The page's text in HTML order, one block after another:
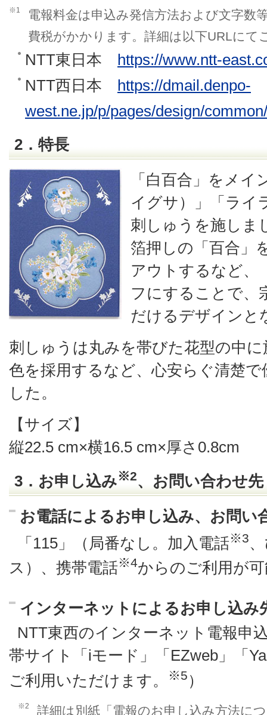
※1
電報料金は申込み発信方法および文字数
費税がかかります。詳細は以下URLにて
NTT東日本
https://www.ntt-
NTT西日本
https://dmail.denpo-
west.ne.jp/p/pages/design/
2．特長
「白百合」をメ
イグサ）」「ライ
刺しゅうを施しま
箔押しの「百合」
アウトするなど、
フにすることで、
だけるデザインと
刺しゅうは丸みを帯びた花型の中
色を採用するなど、心安らぐ清楚
した。
【サイズ】
縦22.5 cm×横16.5 cm×厚さ0.8cm
3．お申し込み※2、お問い合わせ先
お電話によるお申し込み、お問い
「115」（局番なし。加入電話※3
ス）、携帯電話※4からのご利用が
インターネットによるお申し込み
NTT東西のインターネット電報申
帯サイト「iモード」「EZweb」「
ご利用いただけます。
※5 ）
※2 詳細は別紙「電報のお申し込み方法に